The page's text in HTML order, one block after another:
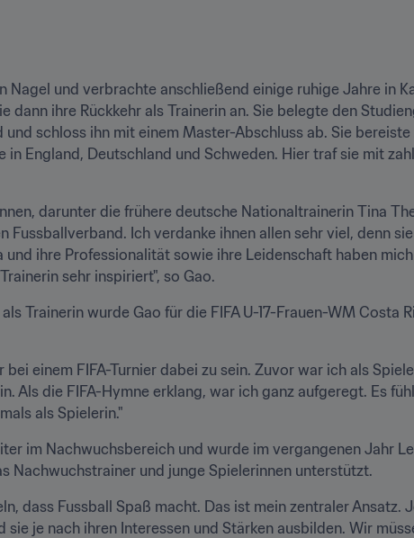
und verbrachte anschließend einige ruhige Jahre in
dann ihre Rückkehr als Trainerin an. Sie belegte den
schloss ihn mit einem Master-Abschluss ab. Sie
in England, Deutschland und Schweden. Hier traf sie mit
darunter die frühere deutsche Nationaltrainerin Tina
Fussballverband. Ich verdanke ihnen allen sehr viel, denn
ihre Professionalität sowie ihre Leidenschaft haben
sehr inspiriert", so Gao.
Trainerin wurde Gao für die FIFA U-17-Frauen-WM Costa
einem FIFA-Turnier dabei zu sein. Zuvor war ich als
Als die FIFA-Hymne erklang, war ich ganz aufgeregt. Es
als Spielerin."
im Nachwuchsbereich und wurde im vergangenen Jahr
Nachwuchstrainer und junge Spielerinnen unterstützt.
dass Fussball Spaß macht. Das ist mein zentraler Ansatz.
je nach ihren Interessen und Stärken ausbilden. Wir